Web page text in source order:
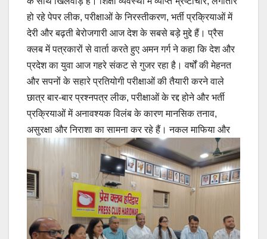
हो रहे पेपर लीक, परीक्षाओं के निरस्तीकरण, भर्ती प्रक्रियाओं में
देरी और बढ़ती बेरोजगारी आज देश के सबसे बड़े मुद्दे हैं। प्रैस
क्लब में पत्रकारों से वार्ता करते हुए अमन गर्ग ने कहा कि देश और
प्रदेश का युवा आज गहरे संकट से गुजर रहा है। वर्षों की मेहनत
और सपनों के सहारे प्रतियोगी परीक्षाओं की तैयारी करने वाले
छात्र बार-बार प्रश्नपत्र लीक, परीक्षाओं के रद्द होने और भर्ती
प्रक्रियाओं में अनावश्यक विलंब के कारण मानसिक तनाव,
असुरक्षा और निराशा का सामना कर रहे हैं।नकल माफिया और